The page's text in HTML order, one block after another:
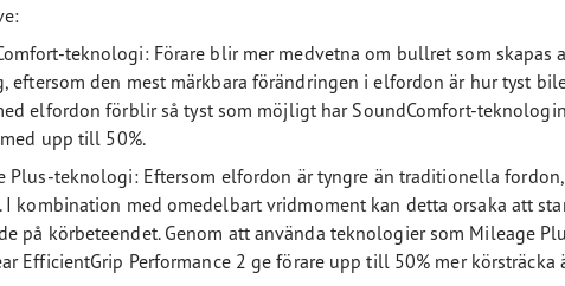
teknologi: Förare blir mer medvetna om bullret som skapas
eftersom den mest märkbara förändringen i elfordon är hur tyst
elfordon förblir så tyst som möjligt har SoundComfort-
upp till 50%.
Plus-teknologi: Eftersom elfordon är tyngre än traditionella
I kombination med omedelbart vridmoment kan detta orsaka att
på körbeteendet. Genom att använda teknologier som Mileage
EfficientGrip Performance 2 ge förare upp till 50% mer körsträcka